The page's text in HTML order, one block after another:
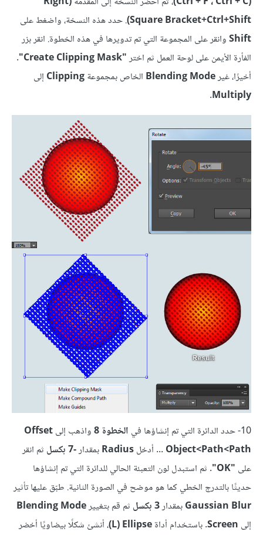
Square Bracket+Ctrl+Shift). حدد هذه النسخة، واضغط على
Shiftوانقر على المجموعة التي تم تدويرها في هذه الخطوة. انقر بزر
الفأرة الأيمن على لوحة العمل ثم اختر"Create Clipping Mask"
.
أخيرًا، غيرBlending Mode الخاص بمجموعةClipping إلى
Multiply
.
10- حدد الدائرة التي تم إنشاؤها في الخطوة 8 واذهب إلىOffset
Path>‏Path‏>Object
... أدخلRadiusبمقدار-7 بكسل
ثم انقر
على "OK"
. ثم استبدل لون التعبئة الحالي للدائرة التي تم إنشاؤها
حديثًا بالتدرج الخطي كما هو موضح في الصورة الثانية. طبّق عليها تأثير
Gaussian Blurبمقدار3 بكسل ثم قم بتغييرBlending Mode
إلى Screen. باستخدام أداةL) Ellipse) ، أنشئ شكلًا بيضاويًا أخضر